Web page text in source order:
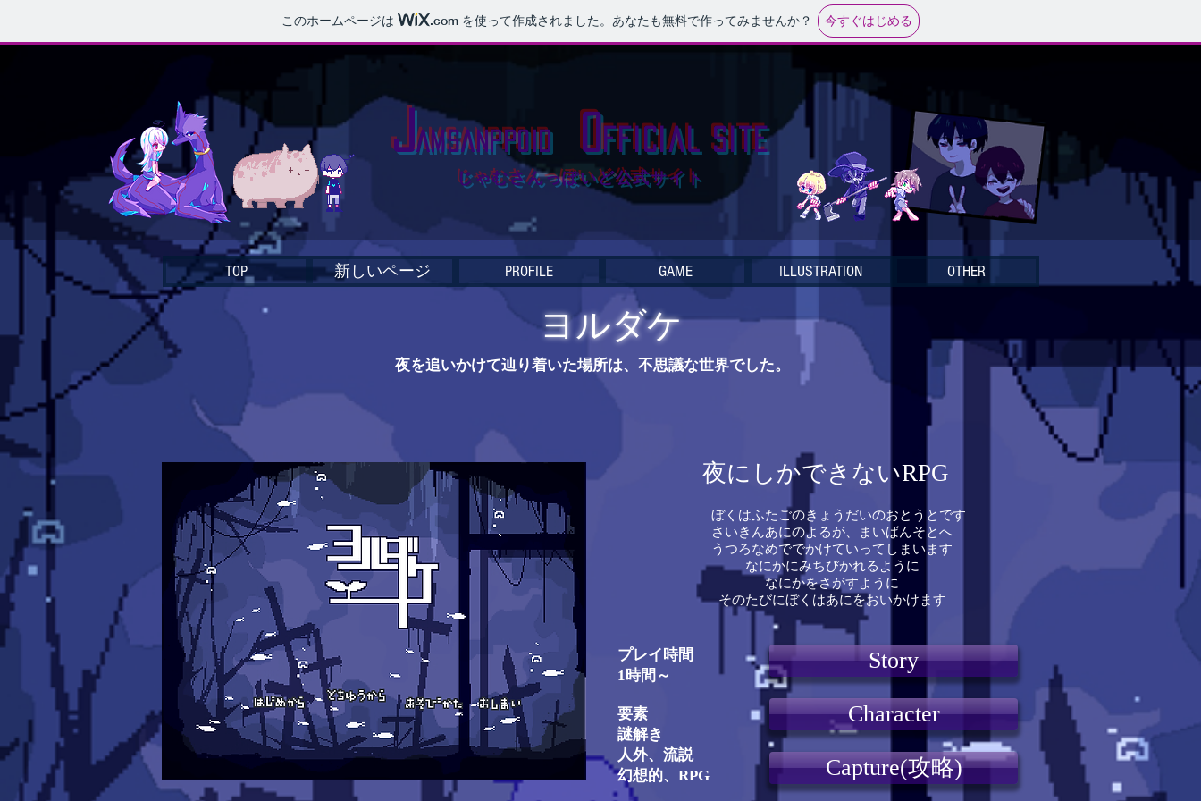
このホームページは .com を使って作成されました。あなたも無料で作ってみませんか？ 今すぐはじめる
JAMSANPPOID Official Site
じゃむさんっぽいど公式サイト
TOP 新しいページ PROFILE GAME ILLUSTRATION OTHER
ヨルダケ
夜を追いかけて辿り着いた場所は、不思議な世界でした。
夜にしかできないRPG
ぼくはふたごのきょうだいのおとうとです
さいきんあにのよるが、まいばんそとへ
うつろなめででかけていってしまいます
なにかにみちびかれるように
なにかをさがすように
そのたびにぼくはあにをおいかけます
プレイ時間
​1時間～
要素
謎解き
人外、流説
幻想的、RPG
Story
Character
Capture(攻略)